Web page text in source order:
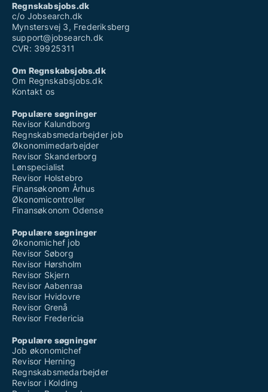
Regnskabsjobs.dk
c/o Jobsearch.dk
Mynstersvej 3, Frederiksberg
support@jobsearch.dk
CVR: 39925311
Om Regnskabsjobs.dk
Om Regnskabsjobs.dk
Kontakt os
Populære søgninger
Revisor Kalundborg
Regnskabsmedarbejder job
Økonomimedarbejder
Revisor Skanderborg
Lønspecialist
Revisor Holstebro
Finansøkonom Århus
Økonomicontroller
Finansøkonom Odense
Populære søgninger
Økonomichef job
Revisor Søborg
Revisor Hørsholm
Revisor Skjern
Revisor Aabenraa
Revisor Hvidovre
Revisor Grenå
Revisor Fredericia
Populære søgninger
Job økonomichef
Revisor Herning
Regnskabsmedarbejder
Revisor i Kolding